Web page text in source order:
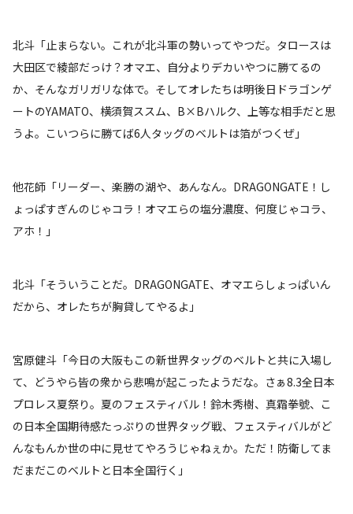
北斗「止まらない。これが北斗軍の勢いってやつだ。タロースは
大田区で綾部だっけ？オマエ、自分よりデカいやつに勝てるの
か、そんなガリガリな体で。そしてオレたちは明後日ドラゴンゲ
ートのYAMATO、横須賀ススム、B×Bハルク、上等な相手だと思
うよ。こいつらに勝てば6人タッグのベルトは箔がつくぜ」
他花師「リーダー、楽勝の湖や、あんなん。DRAGONGATE！し
ょっぱすぎんのじゃコラ！オマエらの塩分濃度、何度じゃコラ、
アホ！」
北斗「そういうことだ。DRAGONGATE、オマエらしょっぱいん
だから、オレたちが胸貸してやるよ」
宮原健斗「今日の大阪もこの新世界タッグのベルトと共に入場し
て、どうやら皆の衆から悲鳴が起こったようだな。さぁ8.3全日本
プロレス夏祭り。夏のフェスティバル！鈴木秀樹、真霜拳號、こ
の日本全国期待感たっぷりの世界タッグ戦、フェスティバルがど
んなもんか世の中に見せてやろうじゃねぇか。ただ！防衛してま
だまだこのベルトと日本全国行く」